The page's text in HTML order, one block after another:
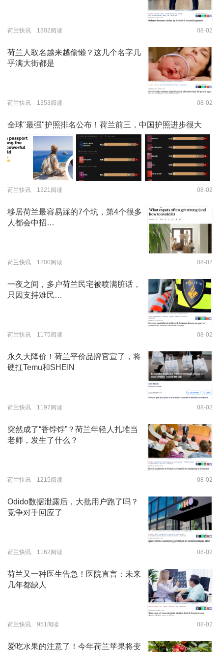
荷兰快讯 1302阅读 08-02
荷兰人取名越来越偷懒？这几个名字几
乎满大街都是
荷兰快讯 1353阅读 08-02
全球"最强"护照排名公布！荷兰前三，中国护照进步很大
荷兰快讯 1321阅读 08-02
移居荷兰最容易踩的7个坑，第4个很多
人都会中招…
荷兰快讯 1200阅读 08-02
一夜之间，多户荷兰民宅被喷满脏话，
只因支持难民…
荷兰快讯 1175阅读 08-02
永久大降价！荷兰平价品牌官宣了，将
硬扛Temu和SHEIN
荷兰快讯 1197阅读 08-02
突然成了“香饽饽”？荷兰年轻人扎堆当
老师，发生了什么？
荷兰快讯 1215阅读 08-02
Odido数据泄露后，大批用户跑了吗？
竞争对手回应了
荷兰快讯 1162阅读 08-02
荷兰又一种医生告急！医院直言：未来
几年都缺人
荷兰快讯 951阅读 08-02
爱吃水果的注意了！今年荷兰苹果将变